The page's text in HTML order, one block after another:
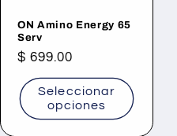
ON Amino Energy 65
Serv
Precio
habitual
$ 699.00
Seleccionar
opciones